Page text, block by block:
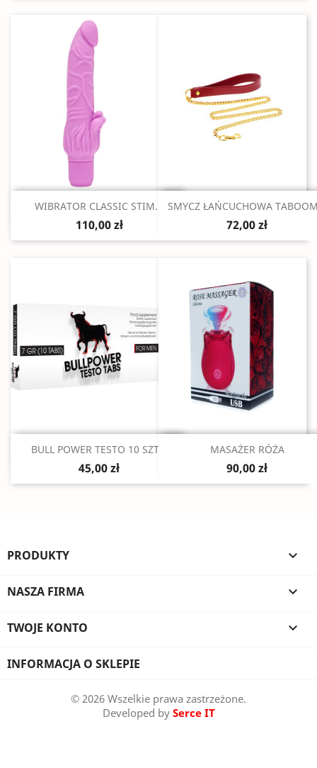
Szybki podgląd
WIBRATOR CLASSIC STIM...
110,00 zł
Szybki podgląd
SMYCZ ŁAŃCUCHOWA
72,00 zł
Szybki podgląd
BULL POWER TESTO 10 SZT...
45,00 zł
Szybki podgląd
MASAŻER RÓŻA
90,00 zł
PRODUKTY 
NASZA FIRMA 
TWOJE KONTO 
INFORMACJA O SKLEPIE
© 2026 Wszelkie prawa zastrzeżone.
Developed by Serce IT